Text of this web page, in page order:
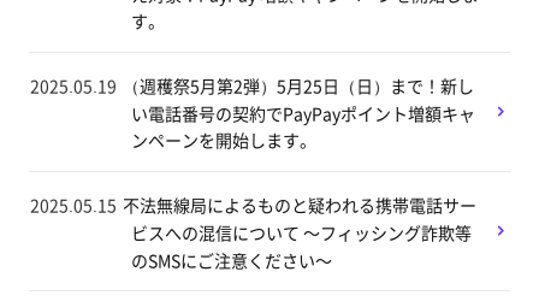
す。
2025.05.19
（週穫祭5月第2弾）5月25日（日）まで！新し
い電話番号の契約でPayPayポイント増額キャ
ンペーンを開始します。
2025.05.15 不法無線局によるものと疑われる携帯電話サー
ビスへの混信について ～フィッシング詐欺等
のSMSにご注意ください～